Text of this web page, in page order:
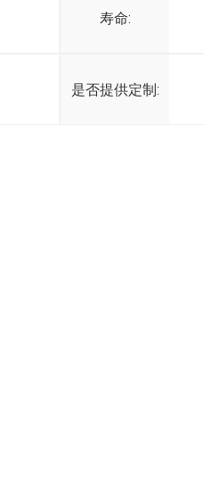
寿命:
是否提供定制: